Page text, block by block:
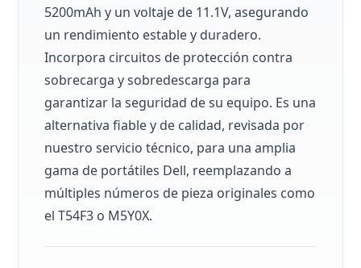
5200mAh y un voltaje de 11.1V, asegurando
un rendimiento estable y duradero.
Incorpora circuitos de protección contra
sobrecarga y sobredescarga para
garantizar la seguridad de su equipo. Es una
alternativa fiable y de calidad, revisada por
nuestro servicio técnico, para una amplia
gama de portátiles Dell, reemplazando a
múltiples números de pieza originales como
el T54F3 o M5Y0X.